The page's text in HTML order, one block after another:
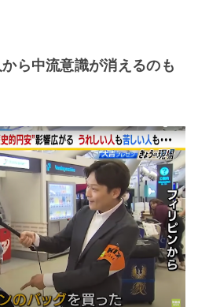
ら中流意識が消えるのも